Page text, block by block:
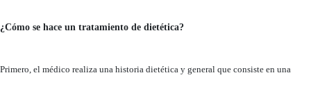
¿Cómo se hace un tratamiento de dietética?
Primero, el médico realiza una historia dietética y general que consiste en una